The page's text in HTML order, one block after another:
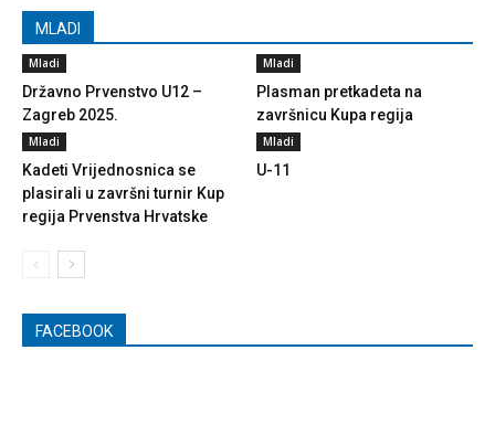
MLADI
Mladi
Državno Prvenstvo U12 –
Zagreb 2025.
Mladi
Plasman pretkadeta na
završnicu Kupa regija
Mladi
Kadeti Vrijednosnica se
plasirali u završni turnir Kup
regija Prvenstva Hrvatske
Mladi
U-11
FACEBOOK